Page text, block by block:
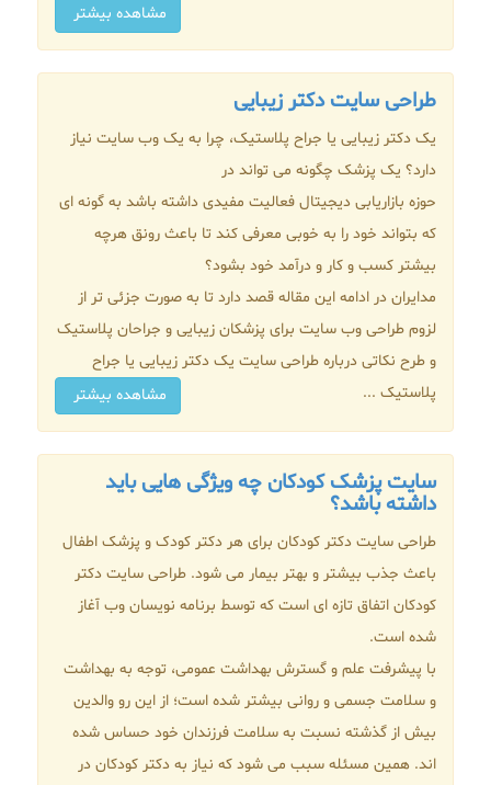
مشاهده بیشتر
طراحی سایت دکتر زیبایی
یک دکتر زیبایی یا جراح پلاستیک، چرا به یک وب سایت نیاز
دارد؟ یک پزشک چگونه می تواند در
حوزه بازاریابی دیجیتال فعالیت مفیدی داشته باشد به گونه ای
که بتواند خود را به خوبی معرفی کند تا باعث رونق هرچه
بیشتر کسب و کار و درآمد خود بشود؟
مدایران در ادامه این مقاله قصد دارد تا به صورت جزئی تر از
لزوم طراحی وب سایت برای پزشکان زیبایی و جراحان پلاستیک
و طرح نکاتی درباره طراحی سایت یک دکتر زیبایی یا جراح
پلاستیک ...
مشاهده بیشتر
سایت پزشک کودکان چه ویژگی هایی باید
داشته باشد؟
طراحی سایت دکتر کودکان برای هر دکتر کودک و پزشک اطفال
باعث جذب بیشتر و بهتر بیمار می شود. طراحی سایت دکتر
کودکان اتفاق تازه ای است که توسط برنامه نویسان وب آغاز
شده است.
با پیشرفت علم و گسترش بهداشت عمومی، توجه به بهداشت
و سلامت جسمی و روانی بیشتر شده است؛ از این رو والدین
بیش از گذشته نسبت به سلامت فرزندان خود حساس شده
اند. همین مسئله سبب می شود که نیاز به دکتر کودکان در